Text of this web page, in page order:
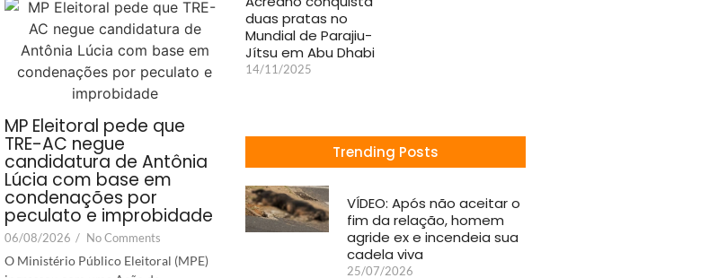
MP Eleitoral pede que
TRE-AC negue
candidatura de Antônia
Lúcia com base em
condenações por
peculato e improbidade
06/08/2026 / No Comments
O Ministério Público Eleitoral (MPE)
duas pratas no
Mundial de Parajiu-
Jítsu em Abu Dhabi
14/11/2025
Trending Posts
VÍDEO: Após não aceitar o
fim da relação, homem
agride ex e incendeia sua
cadela viva
25/07/2026